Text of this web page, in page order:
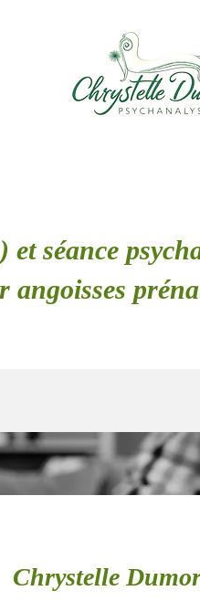
séance
angoisses
Chrystelle